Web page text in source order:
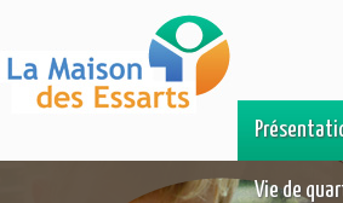
Vie de